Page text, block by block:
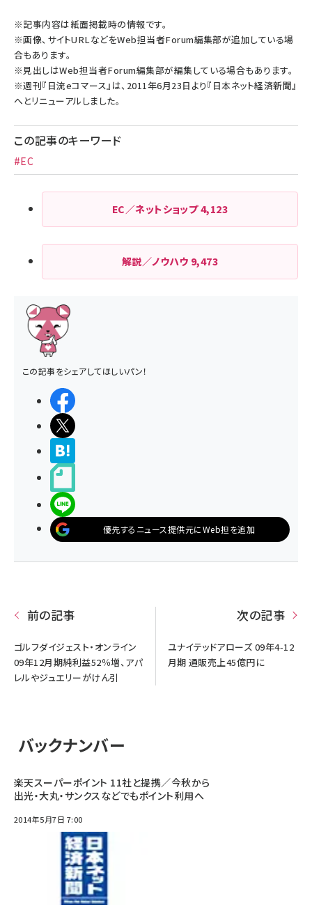
※記事内容は紙面掲載時の情報です。
※画像、サイトURLなどをWeb担当者Forum編集部が追加している場
合もあります。
※見出しはWeb担当者Forum編集部が編集している場合もあります。
※週刊『日流eコマース』は、2011年6月23日より『日本ネット経済新聞』
へとリニューアルしました。
この記事のキーワード
#EC
EC／ネットショップ4,123
解説／ノウハウ 9,473
この記事をシェアしてほしいパン！
優先するニュース提供元にWeb担を追加
前の記事
ゴルフダイジェスト・オンライン
09年12月期純利益52％増、アパ
レルやジュエリーがけん引
次の記事
ユナイテッドアローズ 09年4-12
月期 通販売上45億円に
バックナンバー
楽天スーパーポイント 11社と提携／今秋から
出光・大丸・サンクスなどでもポイント利用へ
2014年5月7日 7:00